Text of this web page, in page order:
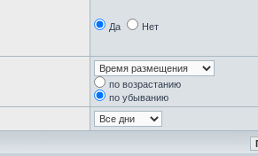
Да Нет
по возрастанию
по убыванию